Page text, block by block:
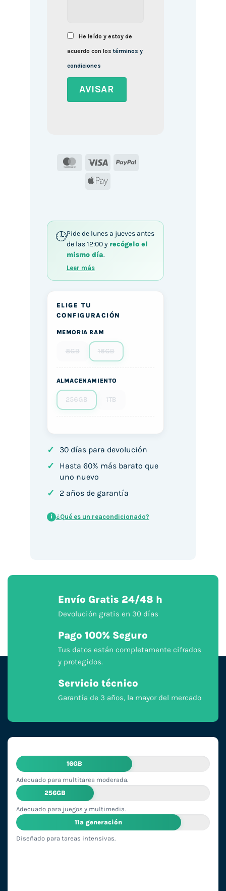
He leído y estoy de
acuerdo con lostérminos y
condiciones
MasterCard
Visa
PayPal
Apple
Pide de lunes a jueves antes
de las 12:00 y recógelo el
mismo día.
Leer más
ELIGE TU
CONFIGURACIÓN
MEMORIA RAM
8GB 16GB
ALMACENAMIENTO
256GB 1TB
✓ 30 días para devolución
✓
Hasta 60% más barato que
uno nuevo
✓ 2 años de garantía
i ¿Qué es un reacondicionado?
Envío Gratis 24/48 h
Devolución gratis en 30 días
Pago 100% Seguro
Tus datos están completamente cifrados
y protegidos.
Servicio técnico
Garantía de 3 años, la mayor del mercado
16GB
Adecuado para multitarea moderada.
256GB
Adecuado para juegos y multimedia.
11ª generación
Diseñado para tareas intensivas.